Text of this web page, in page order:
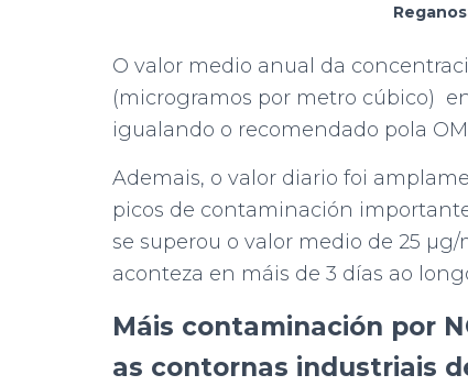
O valor medio anual da
(microgramos por metro cúbico)
igualando o recomendado pola
Ademais, o valor diario foi
picos de contaminación
se superou o valor medio de 25
aconteza en máis de 3 días ao
Máis contaminación por
as contornas industriais